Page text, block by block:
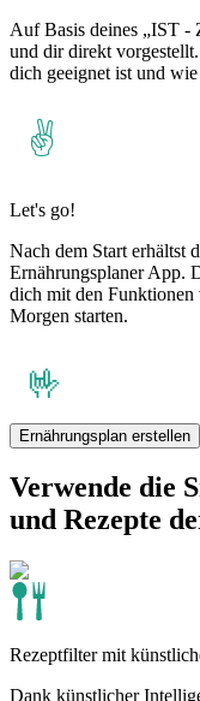
Auf Basis deines „IST -
und dir direkt
dich geeignet ist und
Let's go!
Nach dem Start erhältst
Ernährungsplaner App.
dich mit den Funktionen
Morgen starten.
Ernährungsplan erstellen
Verwende die
und Rezepte
Rezeptfilter mit
Dank künstlicher